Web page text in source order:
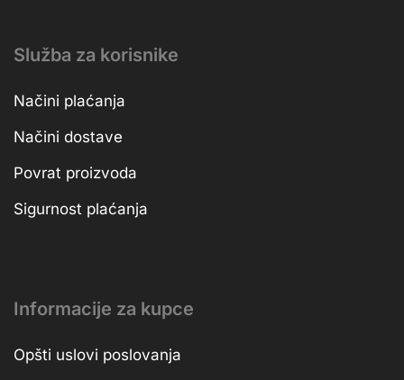
Služba za korisnike
Načini plaćanja
Načini dostave
Povrat proizvoda
Sigurnost plaćanja
Informacije za kupce
Opšti uslovi poslovanja